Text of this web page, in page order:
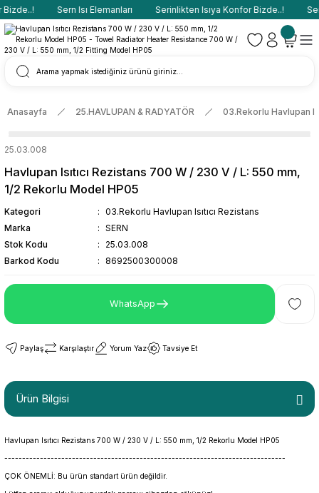
Sern Isı Elemanları Serinlikten Isıya Konfor Bizde..!
Anasayfa 25.HAVLUPAN & RADYATÖR 03.Rekorlu Havlupan
25.03.008
Havlupan Isıtıcı Rezistans 700 W / 230 V / L: 550 mm,
1/2 Rekorlu Model HP05
Kategori
03.Rekorlu Havlupan Isıtıcı Rezistans
Marka
SERN
Stok Kodu
25.03.008
Barkod Kodu
8692500300008
WhatsApp
Paylaş Karşılaştır Yorum Yaz Tavsiye Et
Ürün Bilgisi
Havlupan Isıtıcı Rezistans 700 W / 230 V / L: 550 mm, 1/2 Rekorlu Model HP05
-------------------------------------------------------------------------------
ÇOK ÖNEMLİ: Bu ürün standart ürün değildir.